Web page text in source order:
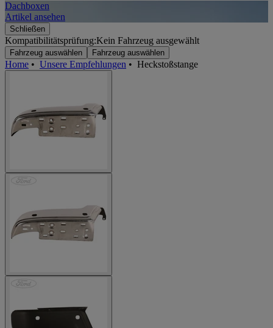
Dachboxen
Artikel ansehen
Schließen
Kompatibilitätsprüfung:Kein Fahrzeug ausgewählt
Fahrzeug auswählen Fahrzeug auswählen
Home • Unsere Empfehlungen • Heckstoßstange